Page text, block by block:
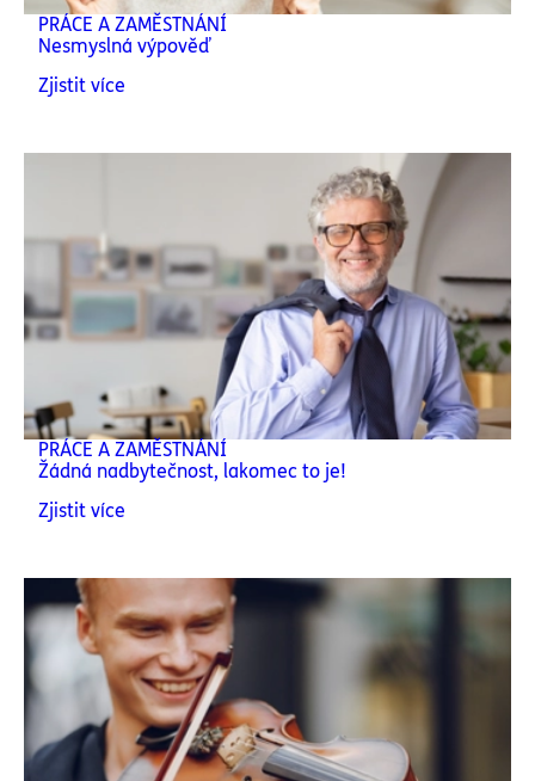
PRÁCE A ZAMĚSTNÁNÍ
Nesmyslná výpověď
Zjistit více
PRÁCE A ZAMĚSTNÁNÍ
Žádná nadbytečnost, lakomec to je!
Zjistit více